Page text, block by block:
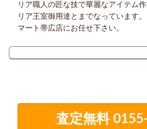
リア職人の匠な技で華麗なアイテム
リア王室御用達とまでなっています
マート帯広店にお任せ下さい。
査定無料